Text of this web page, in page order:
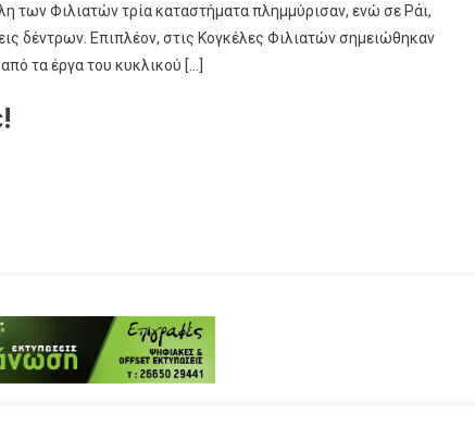
των Φιλιατών τρία καταστήματα πλημμύρισαν, ενώ σε Ράι,
δέντρων. Επιπλέον, στις Κογκέλες Φιλιατών σημειώθηκαν
τα έργα του κυκλικού […]